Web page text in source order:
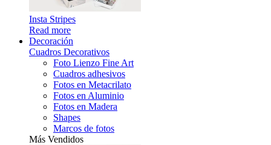
Insta Stripes
Read more
Decoración
Cuadros Decorativos
Foto Lienzo Fine Art
Cuadros adhesivos
Fotos en Metacrilato
Fotos en Aluminio
Fotos en Madera
Shapes
Marcos de fotos
Más Vendidos